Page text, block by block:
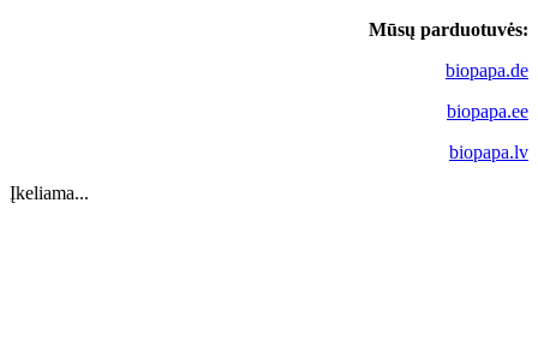
Mūsų parduotuvės:
biopapa.de
biopapa.ee
biopapa.lv
Įkeliama...